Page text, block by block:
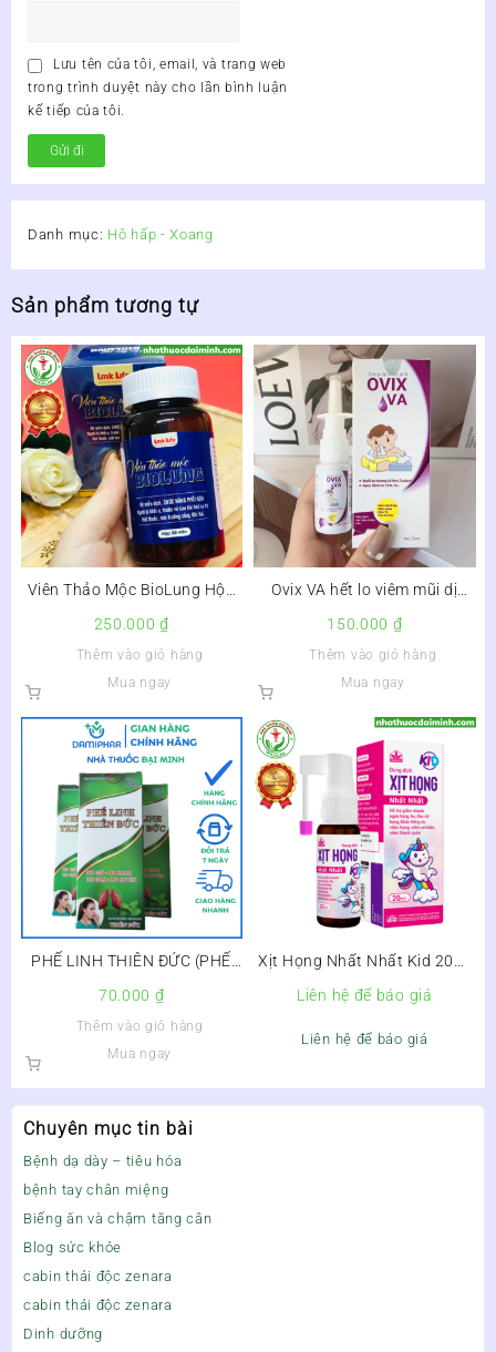
Chuyên mục tin bài
Bệnh dạ dày – tiêu hóa
bệnh tay chân miệng
Biếng ăn và chậm tăng cân
Blog sức khỏe
cabin thải độc zenara
cabin thải độc zenara
Dinh dưỡng
Lưu tên của tôi, email, và trang web
trong trình duyệt này cho lần bình luận
kế tiếp của tôi.
Danh mục: Hô hấp - Xoang
Sản phẩm tương tự
Viên Thảo Mộc BioLung Hộp
250.000₫
Thêm vào giỏ hàng
Mua ngay
Ovix VA hết lo viêm mũi dị
150.000 ₫
Thêm vào giỏ hàng
Mua ngay
PHẾ LINH THIÊN ĐỨC (PHẾ
LINH THỦY MẪU MỚI) – BỔ
PHẾ, GIẢM HO CẢM – Lọ
180ml
70.000 ₫
Thêm vào giỏ hàng
Mua ngay
Xịt Họng Nhất Nhất Kid 20ml
– Xịt Họng Nhất Nhất Trẻ Em
Liên hệ để báo giá
Liên hệ để báo giá